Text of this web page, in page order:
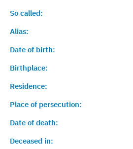
So called:
Alias:
Date of birth:
Birthplace:
Residence:
Place of persecution:
Date of death:
Deceased in: